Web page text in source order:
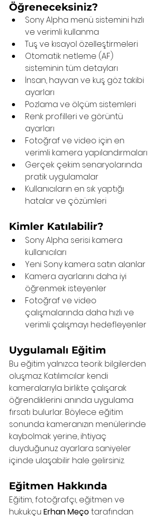
Öğreneceksiniz?
Sony Alpha menü sistemini hızlı
ve verimli kullanma
Tuş ve kısayol özelleştirmeleri
Otomatik netleme (AF)
sisteminin tüm detayları
İnsan, hayvan ve kuş göz takibi
ayarları
Pozlama ve ölçüm sistemleri
Renk profilleri ve görüntü
ayarları
Fotoğraf ve video için en
verimli kamera yapılandırmaları
Gerçek çekim senaryolarında
pratik uygulamalar
Kullanıcıların en sık yaptığı
hatalar ve çözümleri
Kimler Katılabilir?
Sony Alpha serisi kamera
kullanıcıları
Yeni Sony kamera satın alanlar
Kamera ayarlarını daha iyi
öğrenmek isteyenler
Fotoğraf ve video
çalışmalarında daha hızlı ve
verimli çalışmayı hedefleyenler
Uygulamalı Eğitim
Bu eğitim yalnızca teorik bilgilerden
oluşmaz. Katılımcılar kendi
kameralarıyla birlikte çalışarak
öğrendiklerini anında uygulama
fırsatı bulurlar. Böylece eğitim
sonunda kameranızın menülerinde
kaybolmak yerine, ihtiyaç
duyduğunuz ayarlara saniyeler
içinde ulaşabilir hale gelirsiniz.
Eğitmen Hakkında
Eğitim, fotoğrafçı, eğitmen ve
hukukçu Erhan Meço tarafından